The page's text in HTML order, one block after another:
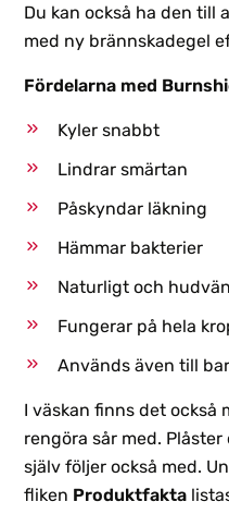
Du kan också ha den till
med ny brännskadegel
Fördelarna med
Kyler snabbt
Lindrar smärtan
Påskyndar läkning
Hämmar bakterier
Naturligt och
Fungerar på hela
Används även till
I väskan finns det också
rengöra sår med.
själv följer också med.
fliken Produktfakta